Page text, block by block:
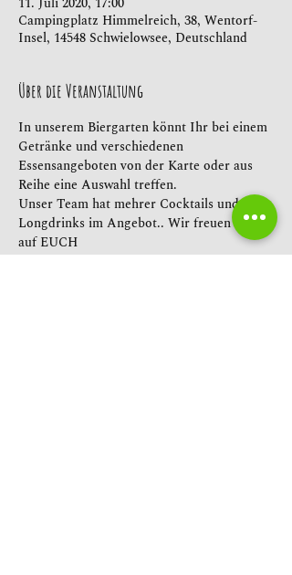
Campingplatz Himmelreich, 38, Wentorf-
Insel, 14548 Schwielowsee, Deutschland
Über die Veranstaltung
In unserem Biergarten könnt Ihr bei einem
Getränke und verschiedenen
Essensangeboten von der Karte oder aus
Reihe eine Auswahl treffen.
Unser Team hat mehrer Cocktails und
Longdrinks im Angebot.. Wir freuen uns
auf EUCH